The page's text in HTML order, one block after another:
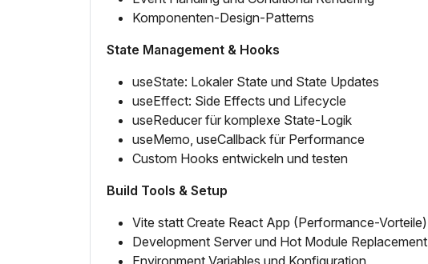
Komponenten-Design-Patterns
State Management & Hooks
useState: Lokaler State und State Updates
useEffect: Side Effects und Lifecycle
useReducer für komplexe State-Logik
useMemo, useCallback für Performance
Custom Hooks entwickeln und testen
Build Tools & Setup
Vite statt Create React App (Performance-Vorteile)
Development Server und Hot Module Replacement
Environment Variables und Konfiguration